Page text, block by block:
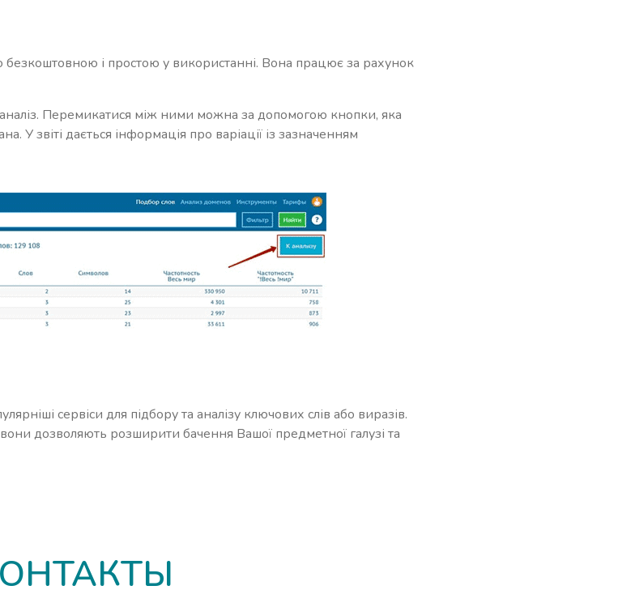
безкоштовною і простою у використанні. Вона працює за рахунок
аналіз. Перемикатися між ними можна за допомогою кнопки, яка
У звіті дається інформація про варіації із зазначенням
сервіси для підбору та аналізу ключових слів або виразів.
дозволяють розширити бачення Вашої предметної галузі та